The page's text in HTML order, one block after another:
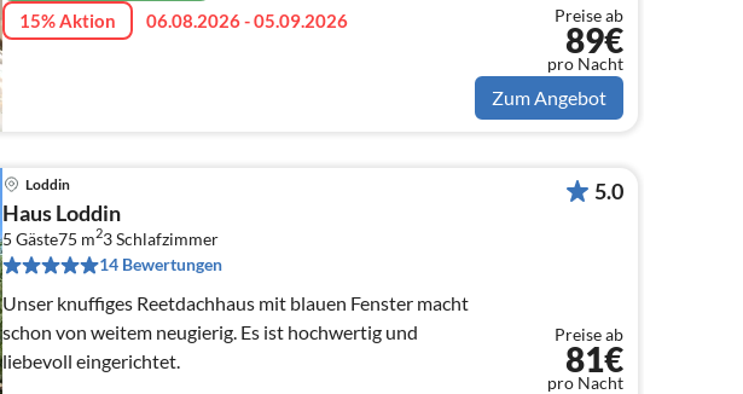
15% Aktion 06.08.2026 - 05.09.2026 Preise ab
89€
pro Nacht
Zum Angebot
Loddin
Haus Loddin
5 Gäste75 m23Schlafzimmer
14 Bewertungen
Unser knuffiges Reetdachhaus mit blauen Fenster macht
schon von weitem neugierig. Es ist hochwertig und
liebevoll eingerichtet.
5.0
Preise ab
81€
pro Nacht